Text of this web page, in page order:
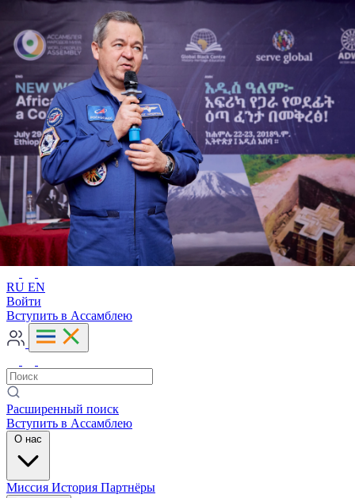
Расширенный поиск
RU EN
RU EN
Войти
Вступить в Ассамблею
Расширенный поиск
Вступить в Ассамблею
О нас
Миссия История Партнёры